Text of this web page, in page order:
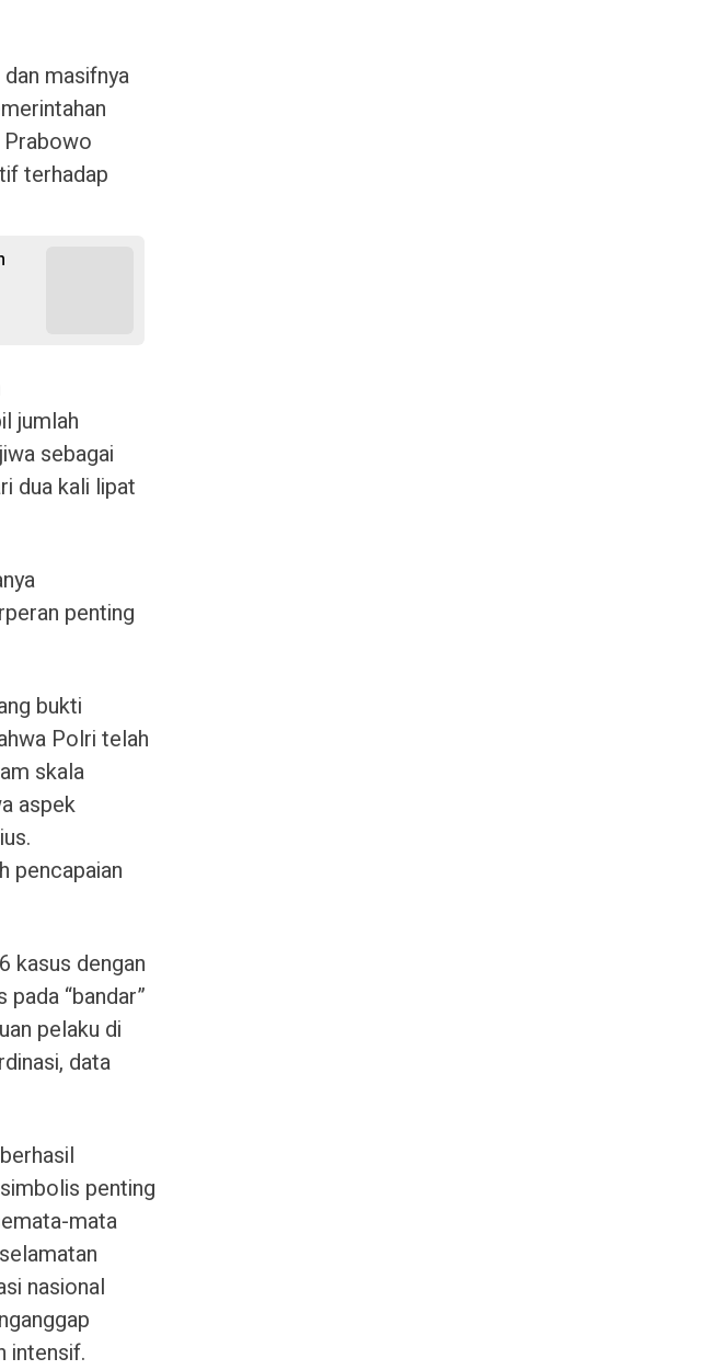
masifnya
Prabowo
terhadap
jumlah
sebagai
dua kali lipat
penting
bukti
Polri telah
skala
aspek
pencapaian
kasus dengan
“bandar”
pelaku di
data
penting
mata
nasional
intensif.